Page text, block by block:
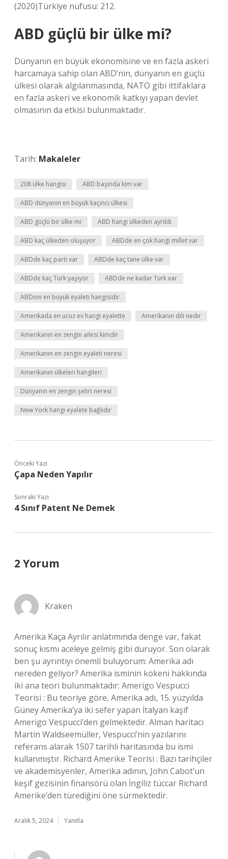
(2020)Türkiye nüfusu: 212.
ABD güçlü bir ülke mi?
Dünyanın en büyük ekonomisine ve en fazla askeri
harcamaya sahip olan ABD’nin, dünyanın en güçlü
ülkesi olarak algılanmasında, NATO gibi ittifaklara
en fazla askeri ve ekonomik katkıyı yapan devlet
olmasının da etkisi bulunmaktadır.
Tarih: Makaleler
208 ülke hangisi ABD başında kim var
ABD dünyanın en büyük kaçıncı ülkesi
ABD güçlü bir ülke mi ABD hangi ülkeden ayrıldı
ABD kaç ülkeden oluşuyor ABDde en çok hangi millet var
ABDde kaç parti var ABDde kaç tane ülke var
ABDde kaç Türk yaşıyor ABDde ne kadar Türk var
ABDnin en büyük eyaleti hangisidir
Amerikada en ucuz ev hangi eyalette Amerikanın dili nedir
Amerikanın en zengin ailesi kimdir
Amerikanın en zengin eyaleti neresi
Amerikanın ülkeleri hangileri
Dünyanın en zengin şehri neresi
New York hangi eyalete bağlıdır
Önceki Yazı
Çapa Neden Yapılır
Sonraki Yazı
4 Sınıf Patent Ne Demek
2 Yorum
Kraken
Amerika Kaça Ayrılır anlatımında denge var, fakat
sonuç kısmı aceleye gelmiş gibi duruyor. Son olarak
ben şu ayrıntıyı önemli buluyorum: Amerika adı
nereden geliyor? Amerika isminin kökeni hakkında
iki ana teori bulunmaktadır: Amerigo Vespucci
Teorisi : Bu teoriye göre, Amerika adı, 15. yüzyılda
Güney Amerika’ya iki sefer yapan İtalyan kaşif
Amerigo Vespucci’den gelmektedir. Alman haritacı
Martin Waldseemüller, Vespucci’nin yazılarını
referans alarak 1507 tarihli haritasında bu ismi
kullanmıştır. Richard Amerike Teorisi : Bazı tarihçiler
ve akademisyenler, Amerika adının, John Cabot’un
keşif gezisinin finansörü olan İngiliz tüccar Richard
Amerike’den türediğini öne sürmektedir.
Aralık 5, 2024 Yanıtla